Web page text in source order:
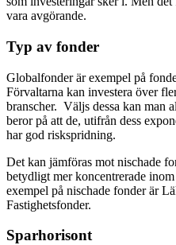
vara avgörande.
Typ av fonder
Globalfonder är exempel på
Förvaltarna kan investera över
branscher. Väljs dessa kan man
beror på att de, utifrån dess
har god riskspridning.
Det kan jämföras mot nischade
betydligt mer koncentrerade
exempel på nischade fonder är
Fastighetsfonder.
Sparhorisont